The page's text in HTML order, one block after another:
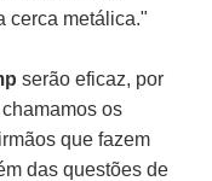
cerca metálica."
serão eficaz, por
os
que fazem
das questões de